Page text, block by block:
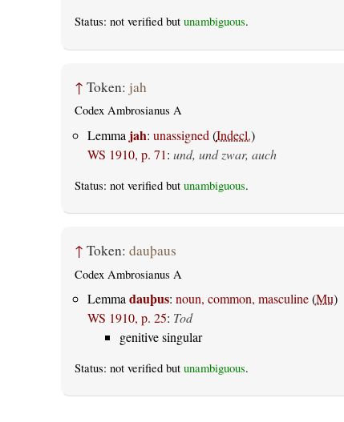
Status: not verified but unambiguous.
↑ Token: jah
Codex Ambrosianus A
Lemma jah: unassigned (Indecl.)
WS 1910, p. 71: und, und zwar, auch
Status: not verified but unambiguous.
↑ Token: dauþaus
Codex Ambrosianus A
Lemma dauþus: noun, common, masculine(Mu)
WS 1910, p. 25: Tod
genitive singular
Status: not verified but unambiguous.